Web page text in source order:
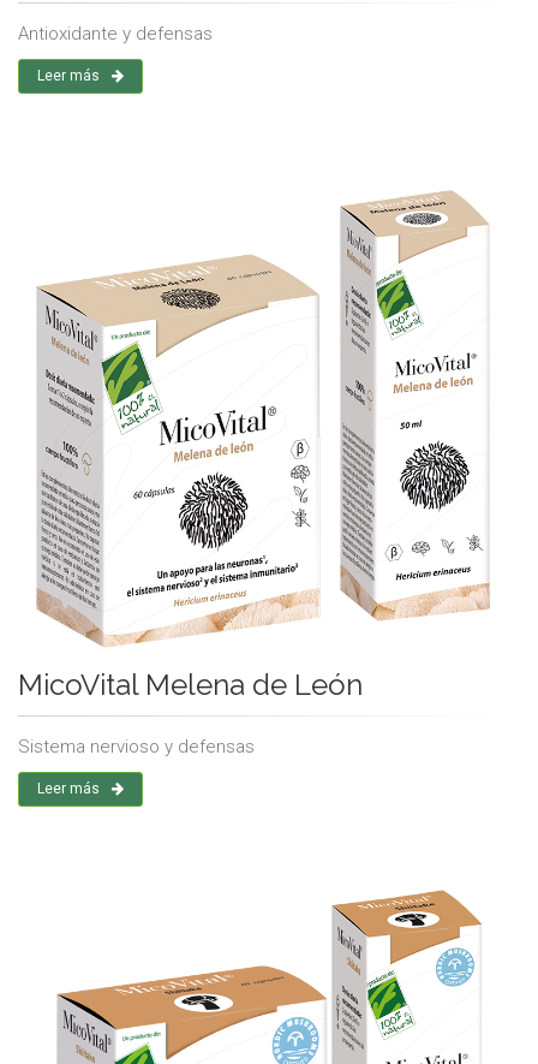
Antioxidante y defensas
Leer más
MicoVital Melena de León
Sistema nervioso y defensas
Leer más